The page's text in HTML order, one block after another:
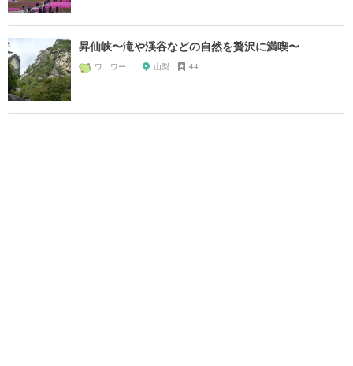
昇仙峡〜滝や渓谷などの自然を贅沢に満喫〜
ワニワーニ 山梨 44